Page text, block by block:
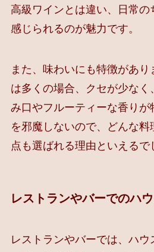
高級ワインとは違い、日常の
感じられるのが魅力です。
また、味わいにも特徴があ
は多くの場合、クセが少なく
み口やフルーティーな香りが
を邪魔しないので、どんな
点も選ばれる理由といえるで
レストランやバーでのハ
レストランやバーでは、ハ